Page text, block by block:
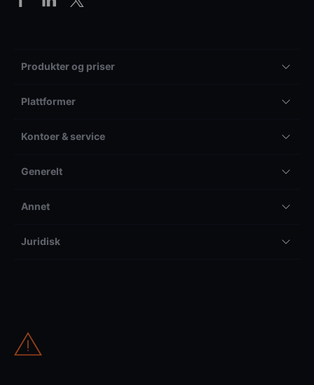
Produkter og priser
Plattformer
Kontoer & service
Generelt
Annet
Juridisk